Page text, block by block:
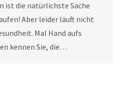
ist die natürlichste Sache
Aber leider läuft nicht
Mal Hand aufs
kennen Sie, die…